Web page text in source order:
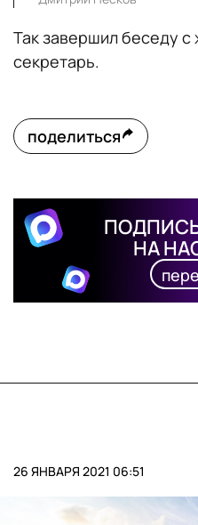
Так завершил беседу
секретарь.
поделиться
НА
26 ЯНВАРЯ 2021 06:51